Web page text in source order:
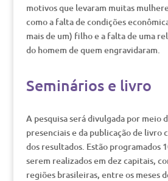
motivos que levaram muitas
como a falta de condições
mais de um) filho e a falta de uma
do homem de quem engravidaram.
Seminários e livro
A pesquisa será divulgada por meio
presenciais e da publicação de livro
dos resultados. Estão programados
serem realizados em dez capitais,
regiões brasileiras, entre os meses